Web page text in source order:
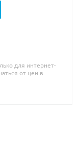
для интернет-
от цен в